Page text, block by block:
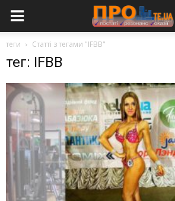
теги Статті з тегами "IFBB"
тег: IFBB